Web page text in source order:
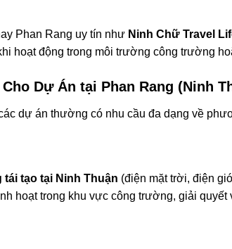
Phan Rang uy tín như Ninh Chữ Travel
hoạt động trong môi trường công trường
Dự Án tại Phan Rang (Ninh
dự án thường có nhu cầu đa dạng về
tạo tại Ninh Thuận (điện mặt trời, điện
hoạt trong khu vực công trường, giải quyết